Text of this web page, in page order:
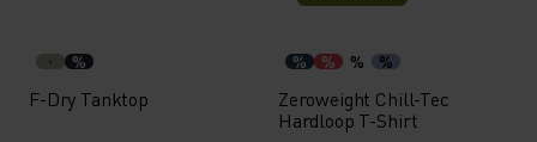
%
F-Dry Tanktop
% % % %
Zeroweight Chill-Tec
Hardloop T-Shirt